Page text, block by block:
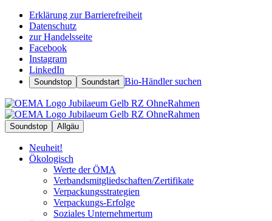
Erklärung zur Barrierefreiheit
Datenschutz
zur Handelsseite
Facebook
Instagram
LinkedIn
Soundstop Soundstart Bio-Händler suchen
Soundstop Allgäu
Neuheit!
Ökologisch
Werte der ÖMA
Verbandsmitgliedschaften/Zertifikate
Verpackungsstrategien
Verpackungs-Erfolge
Soziales Unternehmertum